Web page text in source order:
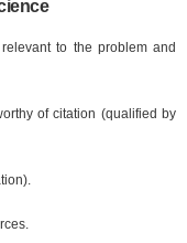
to the problem and
of citation (qualified by